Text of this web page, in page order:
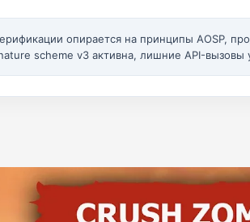
опирается на принципы AOSP,
scheme v3 активна, лишние API-вызовы